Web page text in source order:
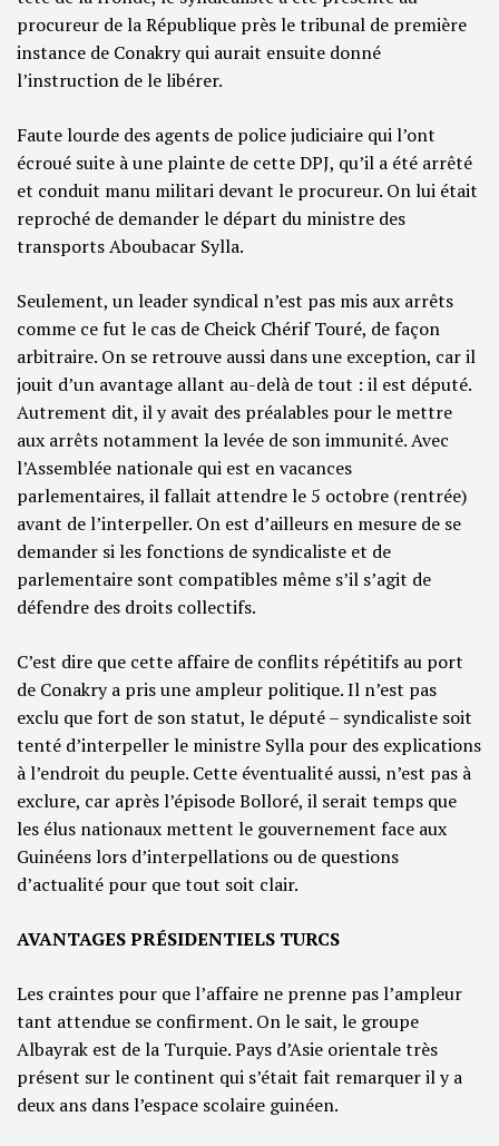
procureur de la République près le tribunal de première
instance de Conakry qui aurait ensuite donné
l’instruction de le libérer.
Faute lourde des agents de police judiciaire qui l’ont
écroué suite à une plainte de cette DPJ, qu’il a été arrêté
et conduit manu militari devant le procureur. On lui était
reproché de demander le départ du ministre des
transports Aboubacar Sylla.
Seulement, un leader syndical n’est pas mis aux arrêts
comme ce fut le cas de Cheick Chérif Touré, de façon
arbitraire. On se retrouve aussi dans une exception, car il
jouit d’un avantage allant au-delà de tout : il est député.
Autrement dit, il y avait des préalables pour le mettre
aux arrêts notamment la levée de son immunité. Avec
l’Assemblée nationale qui est en vacances
parlementaires, il fallait attendre le 5 octobre (rentrée)
avant de l’interpeller. On est d’ailleurs en mesure de se
demander si les fonctions de syndicaliste et de
parlementaire sont compatibles même s’il s’agit de
défendre des droits collectifs.
C’est dire que cette affaire de conflits répétitifs au port
de Conakry a pris une ampleur politique. Il n’est pas
exclu que fort de son statut, le député – syndicaliste soit
tenté d’interpeller le ministre Sylla pour des explications
à l’endroit du peuple. Cette éventualité aussi, n’est pas à
exclure, car après l’épisode Bolloré, il serait temps que
les élus nationaux mettent le gouvernement face aux
Guinéens lors d’interpellations ou de questions
d’actualité pour que tout soit clair.
AVANTAGES PRÉSIDENTIELS TURCS
Les craintes pour que l’affaire ne prenne pas l’ampleur
tant attendue se confirment. On le sait, le groupe
Albayrak est de la Turquie. Pays d’Asie orientale très
présent sur le continent qui s’était fait remarquer il y a
deux ans dans l’espace scolaire guinéen.